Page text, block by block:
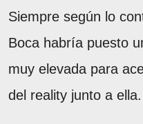
Siempre según lo
Boca habría puesto
muy elevada para
del reality junto a ella.